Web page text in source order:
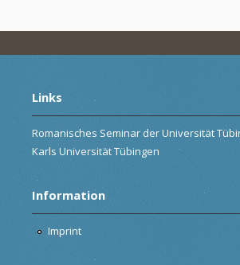
Links
Romanisches Seminar der Universität
Karls Universität Tübingen
Information
Imprint